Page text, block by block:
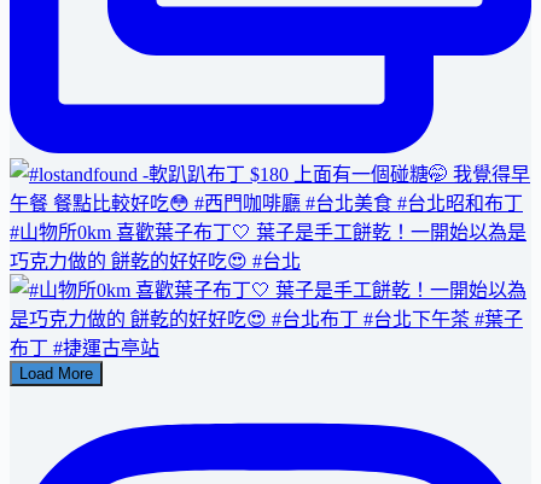
#山物所0km 喜歡葉子布丁🤍 葉子是手工餅乾！一開始以為是
巧克力做的 餅乾的好好吃😍 #台北
Load More